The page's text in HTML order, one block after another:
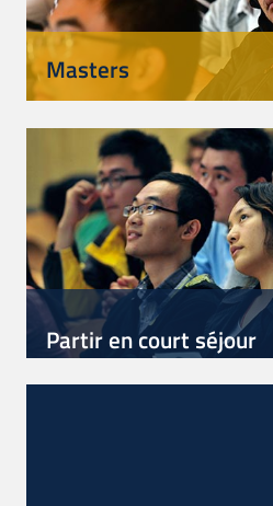
Masters
Partir en court séjour